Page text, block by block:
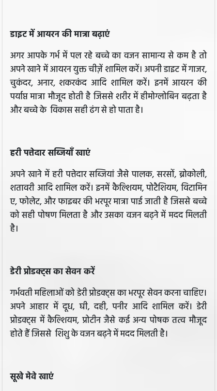
डाइट में आयरन की मात्रा बढ़ाएं
अगर आपके गर्भ में पल रहे बच्चे का वजन सामान्य से कम है तो
अपने खाने में आयरन युक्त चीज़ें शामिल करें। अपनी डाइट में गाजर,
चुकंदर, अनार, शकरकंद आदि शामिल करें। इनमें आयरन की
पर्याप्त मात्रा मौजूद होती है जिससे शरीर में हीमोग्लोबिन बढ़ता है
और बच्चे के विकास सही ढंग से हो पाता है।
हरी पत्तेदार सब्जियाँ खाएं
अपने खाने में हरी पत्तेदार सब्जियां जैसे पालक, सरसों, ब्रोकोली,
शतावरी आदि शामिल करें। इनमें कैल्शियम, पोटैशियम, विटामिन
ए, फोलेट, और फाइबर की भरपूर मात्रा पाई जाती है जिससे बच्चे
को सही पोषण मिलता है और उसका वजन बढ़ने में मदद मिलती
है।
डेरी प्रोडक्ट्स का सेवन करें
गर्भवती महिलाओं को डेरी प्रोडक्ट्स का भरपूर सेवन करना चाहिए।
अपने आहार में दूध, घी, दही, पनीर आदि शामिल करें। डेरी
प्रोडक्ट्स में कैल्शियम, प्रोटीन जैसे कई अन्य पोषक तत्व मौजूद
होते हैं जिससे शिशु के वजन बढ़ने में मदद मिलती है।
सूखे मेवे खाएं